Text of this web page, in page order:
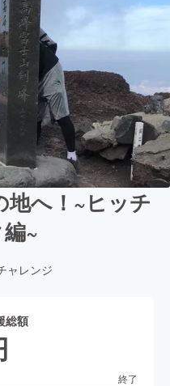
地へ！~ヒッチ
~
ャレンジ
総額
終了